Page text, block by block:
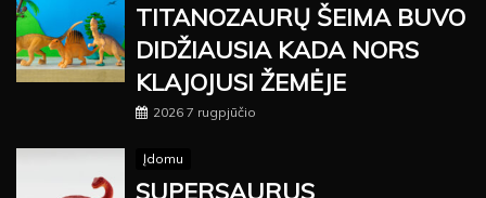
TITANOZAURŲ ŠEIMA BUVO
DIDŽIAUSIA KADA NORS
KLAJOJUSI ŽEMĖJE
2026 7 rugpjūčio
Įdomu
SUPERSAURUS